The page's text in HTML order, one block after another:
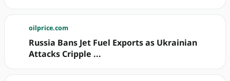
oilprice.com
Russia Bans Jet Fuel Exports as Ukrainian
Attacks Cripple ...